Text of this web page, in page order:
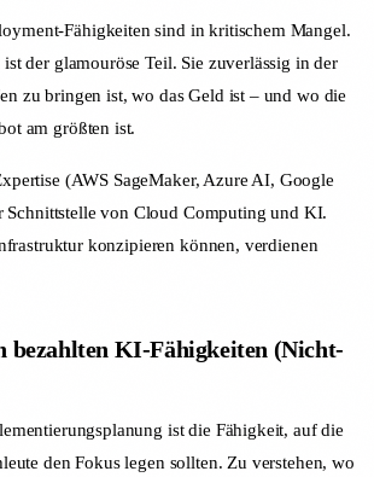
Fähigkeiten sind in kritischem Mangel.
der glamouröse Teil. Sie zuverlässig in der
zu bringen ist, wo das Geld ist – und wo die
am größten ist.
(AWS SageMaker, Azure AI, Google
Schnittstelle von Cloud Computing und KI.
konzipieren können, verdienen
bezahlten KI-Fähigkeiten (Nicht-
ist die Fähigkeit, auf die
den Fokus legen sollten. Zu verstehen, wo